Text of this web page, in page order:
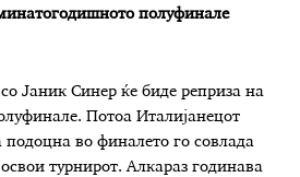
полуфинале
со Јаник Синер ќе биде реприза на
Потоа Италијанецот
подоцна во финалето го совлада
турнирот. Алкараз годинава